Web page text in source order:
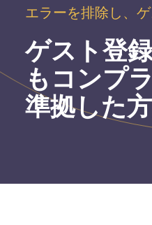
エラーを排除し、
ゲスト登
もコンプ
準拠した